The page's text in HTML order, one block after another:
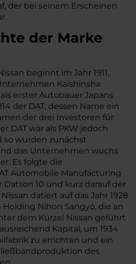
der bei seinem Erscheinen
der Marke
beginnt im Jahr 1911,
Kaishinsha
erster Autobauer Japans
der DAT, dessen Name ein
der drei Investoren für
DAT war als PKW jedoch
wurden zunächst
das Unternehmen wuchs
Es folgte die
Automobile Manufacturing
Datson 10 und kurz darauf der
datiert auf das Jahr 1928
Nihon Sangyō, die an
dem Kürzel Nissan geführt
Kapital, um 1934
zu errichten und ein
des